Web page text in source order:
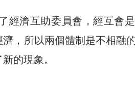
經濟互助委員會，經互會
，所以兩個體制是不相融
的現象。